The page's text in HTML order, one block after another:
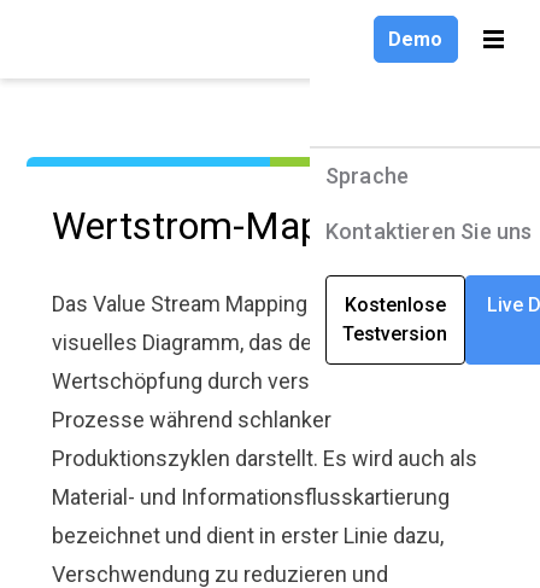
Demo
Produkte
Lösungen
Unternehmen
Ressourcen
Sprache
Deutsch
Sprache
Kontaktieren Sie uns
Kostenlose
Testversion
Live
Demo
Produkte
Lösungen
Unternehmen
Ressourcen
Sprache
English
Deutsch
Français
Sprache
Kontaktieren Sie uns
Kostenlose
Testversion
Live
Wertstrom-Mapping
Das Value Stream Mapping (VSM) ist ein
visuelles Diagramm, das den Fluss der
Wertschöpfung durch verschiedene
Prozesse während schlanker
Produktionszyklen darstellt. Es wird auch als
Material- und Informationsflusskartierung
bezeichnet und dient in erster Linie dazu,
Verschwendung zu reduzieren und